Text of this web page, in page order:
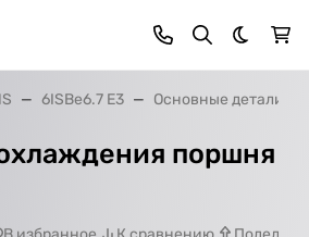
Темная
6ISBe6.7 E3 Основные детали
поршня